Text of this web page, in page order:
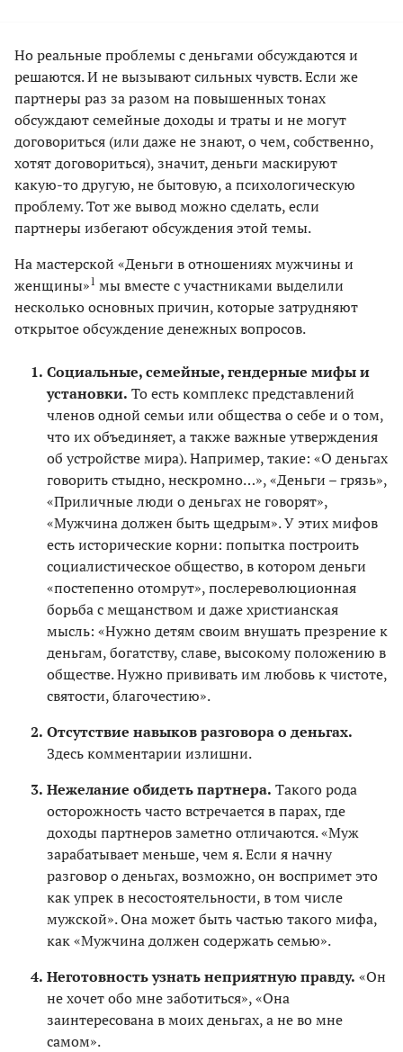
Но реальные проблемы с деньгами обсуждаются и
решаются. И не вызывают сильных чувств. Если же
партнеры раз за разом на повышенных тонах
обсуждают семейные доходы и траты и не могут
договориться (или даже не знают, о чем, собственно,
хотят договориться), значит, деньги маскируют
какую-то другую, не бытовую, а психологическую
проблему. Тот же вывод можно сделать, если
партнеры избегают обсуждения этой темы.
На мастерской «Деньги в отношениях мужчины и
женщины»1 мы вместе с участниками выделили
несколько основных причин, которые затрудняют
открытое обсуждение денежных вопросов.
Социальные, семейные, гендерные мифы и
установки. То есть комплекс представлений
членов одной семьи или общества о себе и о том,
что их объединяет, а также важные утверждения
об устройстве мира). Например, такие: «О деньгах
говорить стыдно, нескромно…», «Деньги – грязь»,
«Приличные люди о деньгах не говорят»,
«Мужчина должен быть щедрым». У этих мифов
есть исторические корни: попытка построить
социалистическое общество, в котором деньги
«постепенно отомрут», послереволюционная
борьба с мещанством и даже христианская
мысль: «Нужно детям своим внушать презрение к
деньгам, богатству, славе, высокому положению в
обществе. Нужно прививать им любовь к чистоте,
святости, благочестию».
Отсутствие навыков разговора о деньгах.
Здесь комментарии излишни.
Нежелание обидеть партнера. Такого рода
осторожность часто встречается в парах, где
доходы партнеров заметно отличаются. «Муж
зарабатывает меньше, чем я. Если я начну
разговор о деньгах, возможно, он воспримет это
как упрек в несостоятельности, в том числе
мужской». Она может быть частью такого мифа,
как «Мужчина должен содержать семью».
Неготовность узнать неприятную правду. «Он
не хочет обо мне заботиться», «Она
заинтересована в моих деньгах, а не во мне
самом».